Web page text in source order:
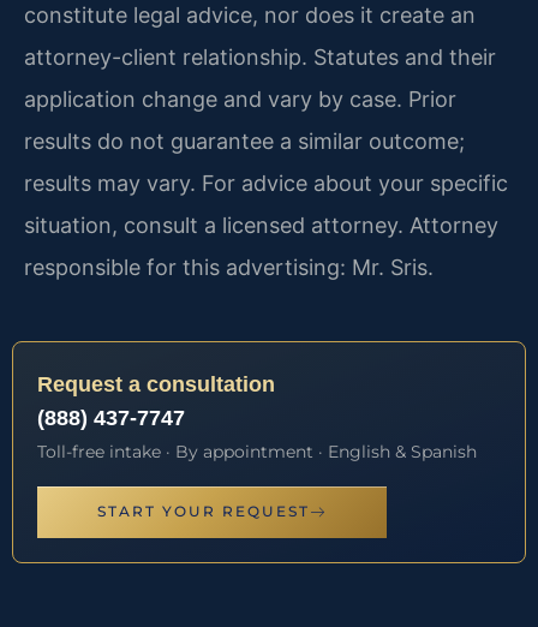
constitute legal advice, nor does it create an
attorney-client relationship. Statutes and their
application change and vary by case. Prior
results do not guarantee a similar outcome;
results may vary. For advice about your specific
situation, consult a licensed attorney. Attorney
responsible for this advertising: Mr. Sris.
Request a consultation
(888) 437-7747
Toll-free intake · By appointment · English & Spanish
START YOUR REQUEST